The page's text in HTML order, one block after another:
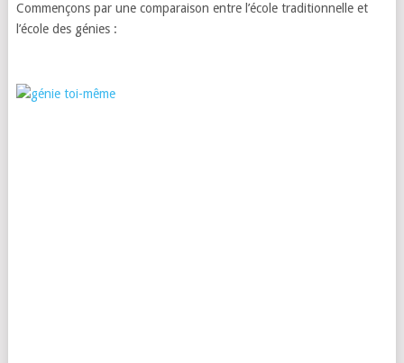
Commençons par une comparaison entre l’école traditionnelle et
l’école des génies :